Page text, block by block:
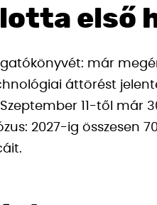
első
már
áttörést
11-től már
2027-ig összesen